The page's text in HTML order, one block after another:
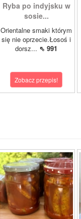
Ryba po indyjsku w
sosie...
Orientalne smaki którym
się nie oprzecie.Łosoś i
dorsz... ⇖ 991
Zobacz przepis!